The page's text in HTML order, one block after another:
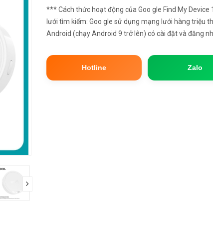
*** Cách thức hoạt động của Goo gle Find My Device
lưới tìm kiếm: Goo gle sử dụng mạng lưới hàng triệu
Android (chạy Android 9 trở lên) có cài đặt và đăng
T...
Hotline
Zalo